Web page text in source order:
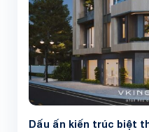
Dấu ấn kiến trúc biệt